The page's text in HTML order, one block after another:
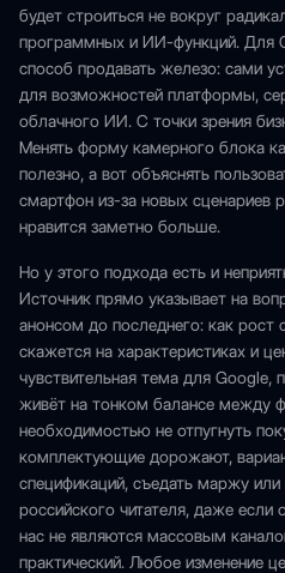
будет строиться не вокруг
программных и ИИ-функций. Для
способ продавать железо: сами
для возможностей платформы,
облачного ИИ. С точки зрения
Менять форму камерного блока
полезно, а вот объяснять
смартфон из-за новых сценариев
нравится заметно больше.
Но у этого подхода есть и
Источник прямо указывает на
анонсом до последнего: как рост
скажется на характеристиках и
чувствительная тема для Google,
живёт на тонком балансе между
необходимостью не отпугнуть
комплектующие дорожают,
спецификаций, съедать маржу
российского читателя, даже
нас не являются массовым
практический. Любое изменение